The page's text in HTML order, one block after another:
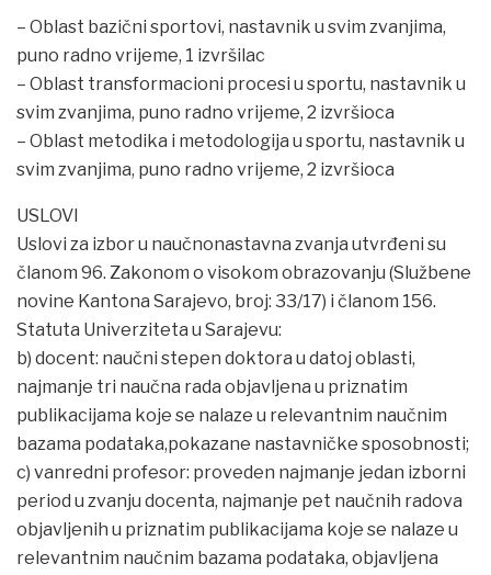
– Oblast bazični sportovi, nastavnik u svim zvanjima,
puno radno vrijeme, 1 izvršilac
– Oblast transformacioni procesi u sportu, nastavnik u
svim zvanjima, puno radno vrijeme, 2 izvršioca
– Oblast metodika i metodologija u sportu, nastavnik u
svim zvanjima, puno radno vrijeme, 2 izvršioca
USLOVI
Uslovi za izbor u naučnonastavna zvanja utvrđeni su
članom 96. Zakonom o visokom obrazovanju (Službene
novine Kantona Sarajevo, broj: 33/17) i članom 156.
Statuta Univerziteta u Sarajevu:
b) docent: naučni stepen doktora u datoj oblasti,
najmanje tri naučna rada objavljena u priznatim
publikacijama koje se nalaze u relevantnim naučnim
bazama podataka,pokazane nastavničke sposobnosti;
c) vanredni profesor: proveden najmanje jedan izborni
period u zvanju docenta, najmanje pet naučnih radova
objavljenih u priznatim publikacijama koje se nalaze u
relevantnim naučnim bazama podataka, objavljena